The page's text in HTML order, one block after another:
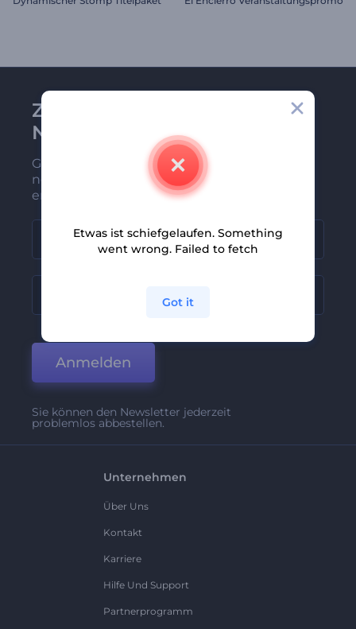
Zu Renderforest-
Newsletter anmelden
Gehören Sie zu den Ersten, die unsere
neuesten Nachrichten und Angebote
erhalten
Anmelden
Sie können den Newsletter jederzeit
problemlos abbestellen.
Unternehmen
Über Uns
Kontakt
Karriere
Hilfe Und Support
Partnerprogramm
Etwas ist schiefgelaufen. Something
went wrong. Failed to fetch
Got it